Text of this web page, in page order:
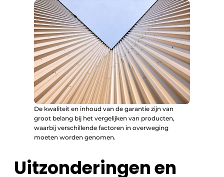
De kwaliteit en inhoud van de garantie zijn van
groot belang bij het vergelijken van producten,
waarbij verschillende factoren in overweging
moeten worden genomen.
Uitzonderingen en